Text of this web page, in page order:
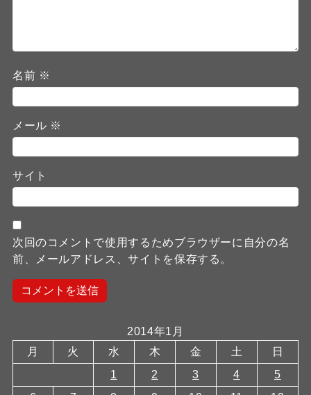
名前 ※
メール ※
サイト
次回のコメントで使用するためブラウザーに自分の名
前、メールアドレス、サイトを保存する。
2014年1月
月
火 水 木 金 土
日
1
2 3 4
5